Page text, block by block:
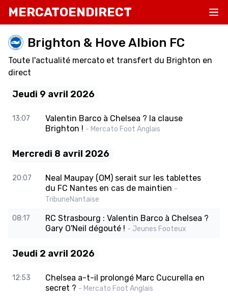
MERCATOENDIRECT
Brighton & Hove Albion FC
Toute l'actualité mercato et transfert du Brighton en
direct
Jeudi 9 avril 2026
13:07
Valentin Barco à Chelsea ? la clause
Brighton ! - Mercato Foot Anglais
Mercredi 8 avril 2026
20:07
Neal Maupay (OM) serait sur les tablettes
du FC Nantes en cas de maintien -
TribuneNantaise
08:17
RC Strasbourg : Valentin Barco à Chelsea ?
Gary O'Neil dégouté ! - Jeunes Footeux
Jeudi 2 avril 2026
12:53
Chelsea a-t-il prolongé Marc Cucurella en
secret ? - Mercato Foot Anglais